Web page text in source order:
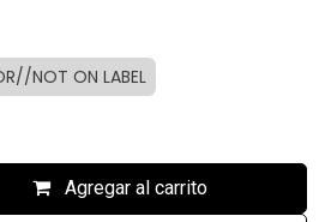
NOT ON LABEL
Agregar al carrito